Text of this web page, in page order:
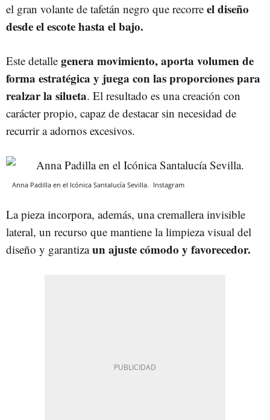
el gran volante de tafetán negro que recorre el diseño
desde el escote hasta el bajo.
Este detalle genera movimiento, aporta volumen de
forma estratégica y juega con las proporciones para
realzar la silueta. El resultado es una creación con
carácter propio, capaz de destacar sin necesidad de
recurrir a adornos excesivos.
Anna Padilla en el Icónica Santalucía Sevilla. Instagram
La pieza incorpora, además, una cremallera invisible
lateral, un recurso que mantiene la limpieza visual del
diseño y garantizaun ajuste cómodo y favorecedor.